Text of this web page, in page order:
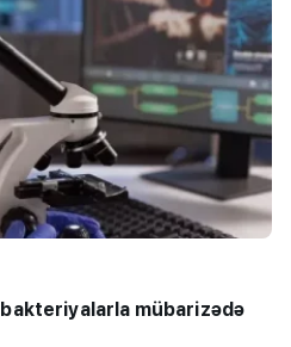
mübarizədə